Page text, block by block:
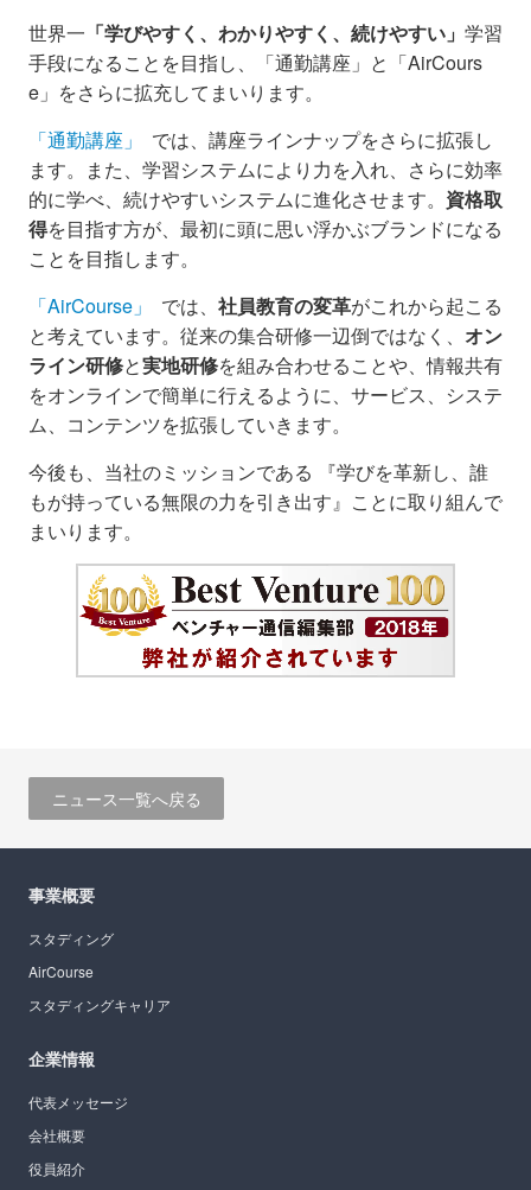
世界一 「学びやすく、わかりやすく、続けやすい」 学習
手段になることを目指し、「通勤講座」と「AirCours
e」をさらに拡充してまいります。
「通勤講座」
では、講座ラインナップをさらに拡張し
ます。また、学習システムにより力を入れ、さらに効率
的に学べ、続けやすいシステムに進化させます。 資格取
得を目指す方が、最初に頭に思い浮かぶブランドになる
ことを目指します。
「AirCourse」
では、 社員教育の変革がこれから起こる
と考えています。従来の集合研修一辺倒ではなく、 オン
ライン研修と実地研修を組み合わせることや、情報共有
をオンラインで簡単に行えるように、サービス、システ
ム、コンテンツを拡張していきます。
今後も、当社のミッションである 『学びを革新し、誰
もが持っている無限の力を引き出す』ことに取り組んで
まいります。
ニュース一覧へ戻る
事業概要
スタディング
AirCourse
スタディングキャリア
企業情報
代表メッセージ
会社概要
役員紹介